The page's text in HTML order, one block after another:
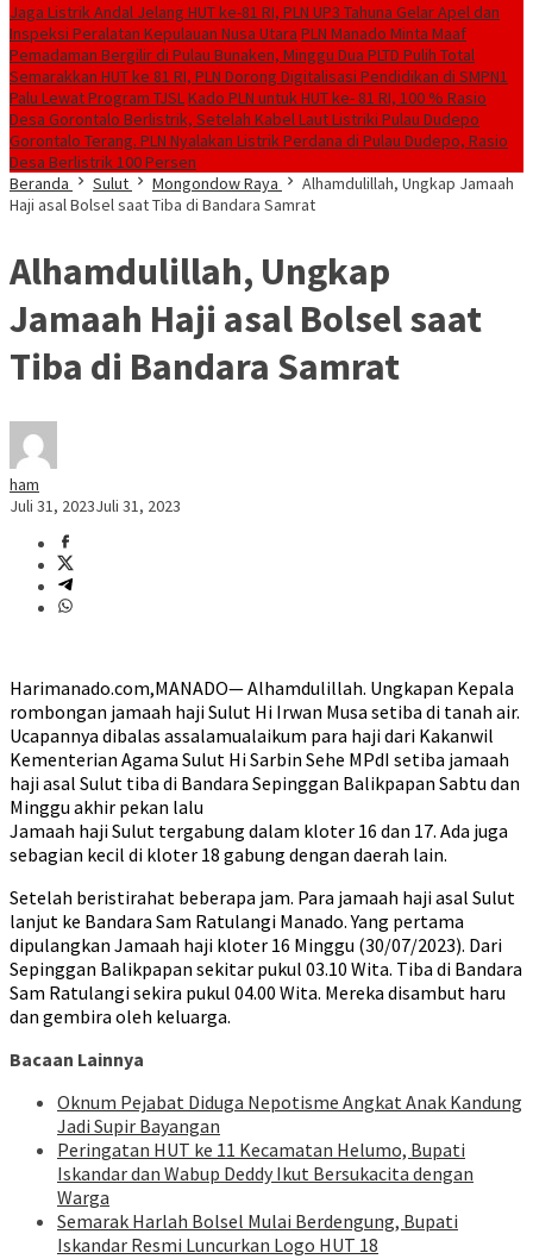
Jaga Listrik Andal Jelang HUT ke-81 RI, PLN UP3 Tahuna Gelar Apel dan
Inspeksi Peralatan Kepulauan Nusa Utara PLN Manado Minta Maaf
Pemadaman Bergilir di Pulau Bunaken, Minggu Dua PLTD Pulih Total
Semarakkan HUT ke 81 RI, PLN Dorong Digitalisasi Pendidikan di SMPN1
Palu Lewat Program TJSLKado PLN untuk HUT ke- 81 RI, 100 % Rasio
Desa Gorontalo Berlistrik, Setelah Kabel Laut Listriki Pulau Dudepo
Gorontalo Terang. PLN Nyalakan Listrik Perdana di Pulau Dudepo, Rasio
Desa Berlistrik 100 Persen
Beranda
Sulut Mongondow Raya
Alhamdulillah, Ungkap Jamaah
Haji asal Bolsel saat Tiba di Bandara Samrat
Alhamdulillah, Ungkap
Jamaah Haji asal Bolsel saat
Tiba di Bandara Samrat
ham
Juli 31, 2023Juli 31, 2023
Harimanado.com,MANADO— Alhamdulillah. Ungkapan Kepala
rombongan jamaah haji Sulut Hi Irwan Musa setiba di tanah air.
Ucapannya dibalas assalamualaikum para haji dari Kakanwil
Kementerian Agama Sulut Hi Sarbin Sehe MPdI setiba jamaah
haji asal Sulut tiba di Bandara Sepinggan Balikpapan Sabtu dan
Minggu akhir pekan lalu
Jamaah haji Sulut tergabung dalam kloter 16 dan 17. Ada juga
sebagian kecil di kloter 18 gabung dengan daerah lain.
Setelah beristirahat beberapa jam. Para jamaah haji asal Sulut
lanjut ke Bandara Sam Ratulangi Manado. Yang pertama
dipulangkan Jamaah haji kloter 16 Minggu (30/07/2023). Dari
Sepinggan Balikpapan sekitar pukul 03.10 Wita. Tiba di Bandara
Sam Ratulangi sekira pukul 04.00 Wita. Mereka disambut haru
dan gembira oleh keluarga.
Bacaan Lainnya
Oknum Pejabat Diduga Nepotisme Angkat Anak Kandung
Jadi Supir Bayangan
Peringatan HUT ke 11 Kecamatan Helumo, Bupati
Iskandar dan Wabup Deddy Ikut Bersukacita dengan
Warga
Semarak Harlah Bolsel Mulai Berdengung, Bupati
Iskandar Resmi Luncurkan Logo HUT 18